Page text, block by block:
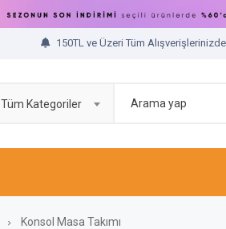
150TL ve Üzeri Tüm
Tüm Kategoriler
Konsol Masa Takımı